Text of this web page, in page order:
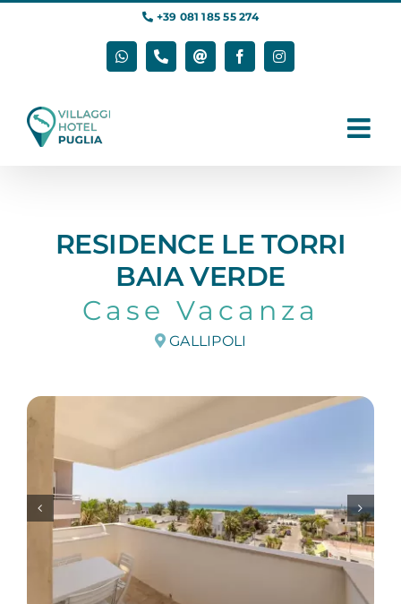
+39 081 185 55 274
WhatsAppPhoneEmail FacebookInstagram
RESIDENCE LE TORRI
BAIA VERDE
Case Vacanza
GALLIPOLI